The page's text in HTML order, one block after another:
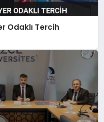
Odaklı Tercih